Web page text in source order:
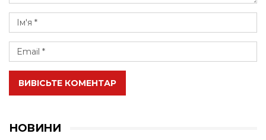
ВИВІСЬТЕ КОМЕНТАР
НОВИНИ